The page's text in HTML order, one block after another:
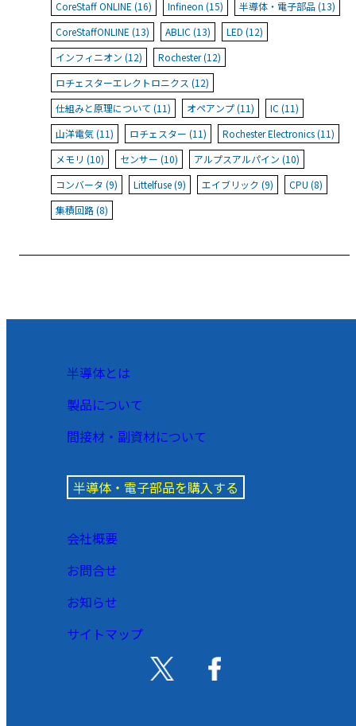
CoreStaff ONLINE (16)
Infineon (15)
半導体・電子部品 (13)
CoreStaffONLINE (13)
ABLIC (13)
LED (12)
インフィニオン (12)
Rochester (12)
ロチェスターエレクトロニクス (12)
仕組みと原理について (11)
オペアンプ (11)
IC (11)
山洋電気 (11)
ロチェスター (11)
Rochester Electronics (11)
メモリ (10)
センサー (10)
アルプスアルパイン (10)
コンバータ (9)
Littelfuse (9) エイブリック (9)
CPU (8)
集積回路 (8)
半導体とは
製品について
間接材・副資材について
半導体・電子部品を購入する
会社概要
お問合せ
お知らせ
サイトマップ